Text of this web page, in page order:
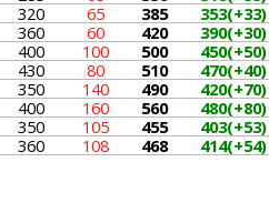
320 65 385 353(+33)
360 60 420 390(+30)
400 100 500 450(+50)
430 80 510 470(+40)
350 140 490 420(+70)
400 160 560 480(+80)
350 105 455 403(+53)
360 108 468 414(+54)